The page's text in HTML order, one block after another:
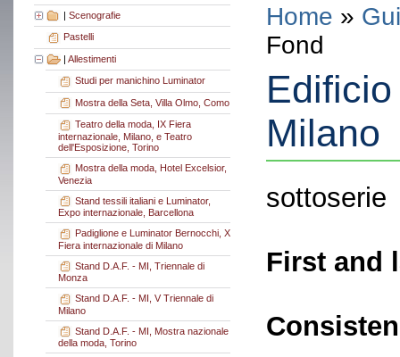
| Scenografie
Pastelli
| Allestimenti
Studi per manichino Luminator
Mostra della Seta, Villa Olmo, Como
Teatro della moda, IX Fiera
internazionale, Milano, e Teatro
dell'Esposizione, Torino
Mostra della moda, Hotel Excelsior,
Venezia
Stand tessili italiani e Luminator,
Expo internazionale, Barcellona
Padiglione e Luminator Bernocchi, X
Fiera internazionale di Milano
Stand D.A.F. - MI, Triennale di
Monza
Stand D.A.F. - MI, V Triennale di
Milano
Stand D.A.F. - MI, Mostra nazionale
della moda, Torino
Home »
Fond
Milano
sottoserie
First and